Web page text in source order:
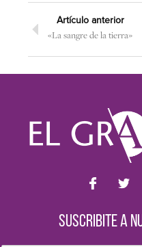
Artículo anterior
«La sangre de la tierra»
SUSCRIBITE A